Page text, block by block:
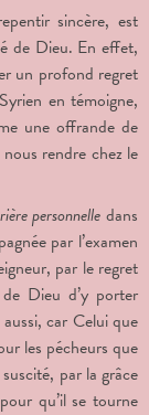
sincère, est
de Dieu. En effet,
un profond regret
en témoigne,
une offrande de
rendre chez le
personnelledans
par l’examen
par le regret
Dieu d’y porter
car Celui que
les pécheurs que
par la grâce
qu’il se tourne